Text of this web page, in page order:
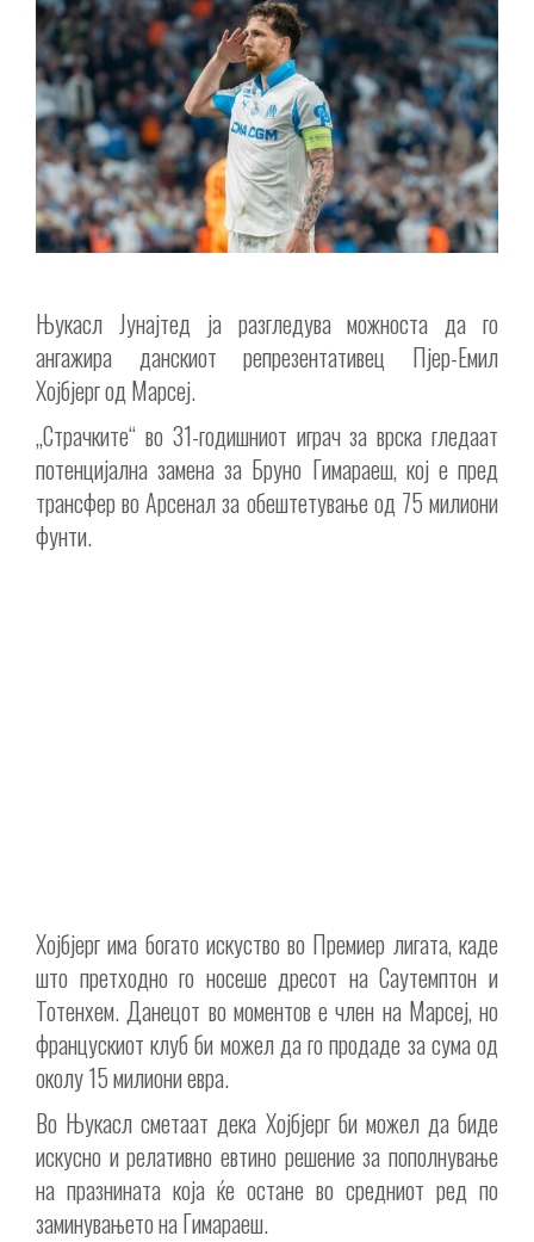
Њукасл Јунајтед ја разгледува можноста да го
ангажира данскиот репрезентативец Пјер-Емил
Хојбјерг од Марсеј.
„Страчките“ во 31-годишниот играч за врска гледаат
потенцијална замена за Бруно Гимараеш, кој е пред
трансфер во Арсенал за обештетување од 75 милиони
фунти.
Хојбјерг има богато искуство во Премиер лигата, каде
што претходно го носеше дресот на Саутемптон и
Тотенхем. Данецот во моментов е член на Марсеј, но
францускиот клуб би можел да го продаде за сума од
околу 15 милиони евра.
Во Њукасл сметаат дека Хојбјерг би можел да биде
искусно и релативно евтино решение за пополнување
на празнината која ќе остане во средниот ред по
заминувањето на Гимараеш.